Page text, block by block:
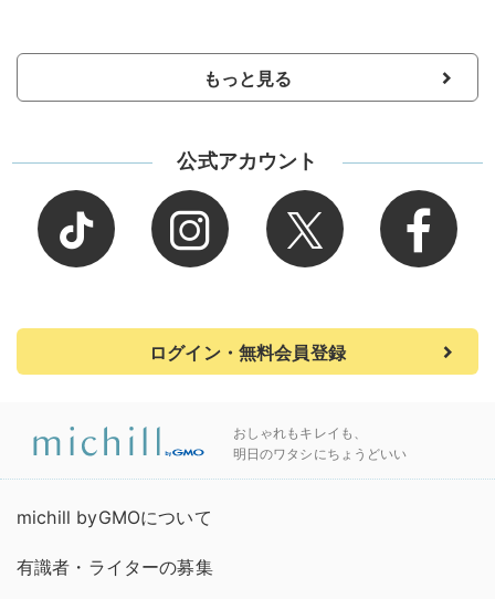
もっと見る
公式アカウント
ログイン・無料会員登録
おしゃれもキレイも、
明日のワタシにちょうどいい
michill byGMOについて
有識者・ライターの募集